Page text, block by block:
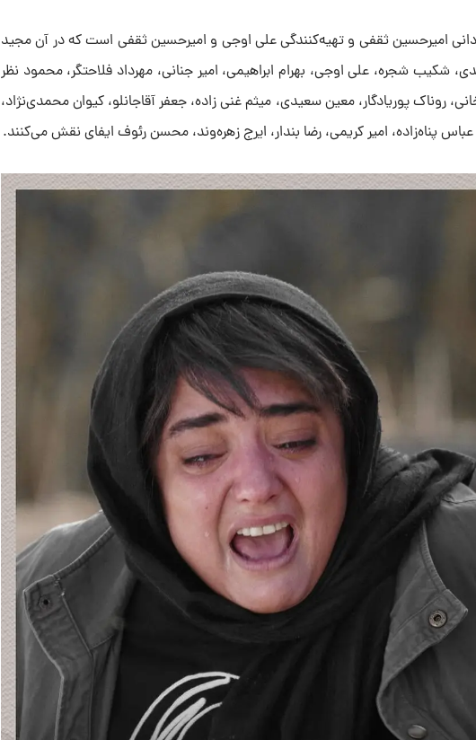
امیرحسین ثقفی و تهیه‌کنندگی علی اوجی و امیرحسین ثقفی است که در آن مجید
شکیب شجره، علی اوجی، بهرام ابراهیمی، امیر جنانی، مهرداد فلاحتگر، محمود نظر
روناک پوریادگار، معین سعیدی، میثم غنی زاده، جعفر آقاجانلو، کیوان محمدی‌نژاد،
پناه‌زاده، امیر کریمی، رضا بندار، ایرج زهره‌وند، محسن رئوف ایفای نقش می‌کنند.